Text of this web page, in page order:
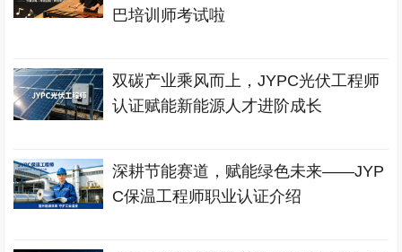
巴培训师考试啦
双碳产业乘风而上，JYPC光伏工程师
认证赋能新能源人才进阶成长
深耕节能赛道，赋能绿色未来——JYP
C保温工程师职业认证介绍